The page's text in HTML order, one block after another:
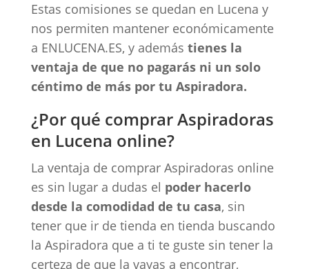
Estas comisiones se quedan en Lucena y
nos permiten mantener económicamente
a ENLUCENA.ES, y además tienes la
ventaja de que no pagarás ni un solo
céntimo de más por tu Aspiradora.
¿Por qué comprar Aspiradoras
en Lucena online?
La ventaja de comprar Aspiradoras online
es sin lugar a dudas el poder hacerlo
desde la comodidad de tu casa, sin
tener que ir de tienda en tienda buscando
la Aspiradora que a ti te guste sin tener la
certeza de que la vayas a encontrar,